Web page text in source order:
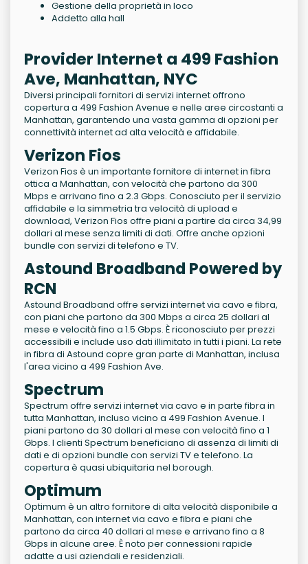
Gestione della proprietà in loco
Addetto alla hall
Provider Internet a 499 Fashion
Ave, Manhattan, NYC
Diversi principali fornitori di servizi internet offrono
copertura a 499 Fashion Avenue e nelle aree circostanti a
Manhattan, garantendo una vasta gamma di opzioni per
connettività internet ad alta velocità e affidabile.
Verizon Fios
Verizon Fios è un importante fornitore di internet in fibra
ottica a Manhattan, con velocità che partono da 300
Mbps e arrivano fino a 2.3 Gbps. Conosciuto per il servizio
affidabile e la simmetria tra velocità di upload e
download, Verizon Fios offre piani a partire da circa 34,99
dollari al mese senza limiti di dati. Offre anche opzioni
bundle con servizi di telefono e TV.
Astound Broadband Powered by
RCN
Astound Broadband offre servizi internet via cavo e fibra,
con piani che partono da 300 Mbps a circa 25 dollari al
mese e velocità fino a 1.5 Gbps. È riconosciuto per prezzi
accessibili e include uso dati illimitato in tutti i piani. La rete
in fibra di Astound copre gran parte di Manhattan, inclusa
l'area vicino a 499 Fashion Ave.
Spectrum
Spectrum offre servizi internet via cavo e in parte fibra in
tutta Manhattan, incluso vicino a 499 Fashion Avenue. I
piani partono da 30 dollari al mese con velocità fino a 1
Gbps. I clienti Spectrum beneficiano di assenza di limiti di
dati e di opzioni bundle con servizi TV e telefono. La
copertura è quasi ubiquitaria nel borough.
Optimum
Optimum è un altro fornitore di alta velocità disponibile a
Manhattan, con internet via cavo e fibra e piani che
partono da circa 40 dollari al mese e arrivano fino a 8
Gbps in alcune aree. È noto per connessioni rapide
adatte a usi aziendali e residenziali.